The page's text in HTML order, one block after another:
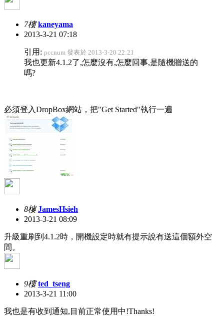
7樓 kaneyama
2013-3-21 07:18
引用: pccnum 發表於 2013-3-20 22:21
我也更新4.1.2了,怎麼沒有,怎麼回事,是隨機贈送的
嗎?
必須登入DropBox網站，把"Get Started"執行一遍
8樓 JamesHsieh
2013-3-21 08:09
升級重刷到4.1.2時，開機設定時就有提示說有送這個額外空
間。
9樓 ted_tseng
2013-3-21 11:00
我也是有收到通知,目前正常使用中!Thanks!